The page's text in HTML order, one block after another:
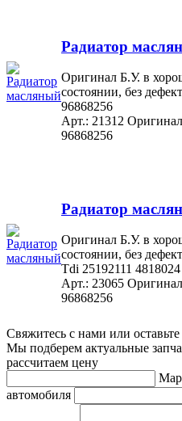
Радиатор
Оригинал Б.У. в
состоянии, без
96868256
Арт.: 21312
96868256
Радиатор
Оригинал Б.У. в
состоянии, без
Tdi 25192111
Арт.: 23065
96868256
Свяжитесь с нами или
Мы подберем актуальные
рассчитаем цену
автомобиля